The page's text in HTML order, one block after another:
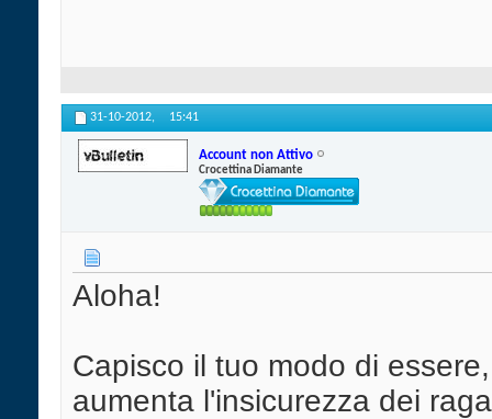
31-10-2012, 15:41
Account non Attivo
Crocettina Diamante
Aloha!
Capisco il tuo modo di
aumenta l'insicurezza dei